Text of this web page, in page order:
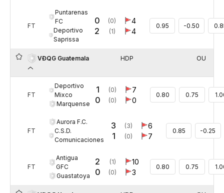
FT
Puntarenas
FC
Deportivo
Saprissa
0
2
(0)
(1)
4
4
0.95 -0.50
VĐQG Guatemala HDP OU
FT
Deportivo
Mixco
Marquense
1
0
(0)
(0)
7
0
0.80 0.75
FT
Aurora F.C.
C.S.D.
Comunicaciones
3
1
(3)
(0)
6
7
0.85 -0.25
FT
Antigua
GFC
Guastatoya
2
0
(1)
(0)
10
3
0.80 0.75